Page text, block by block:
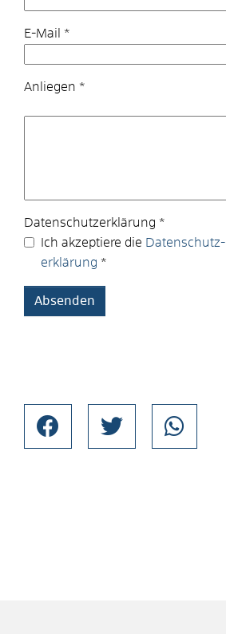
E-Mail *
Anliegen *
Datenschutz­erklärung *
Ich akzeptiere die Datenschutz­
erklärung *